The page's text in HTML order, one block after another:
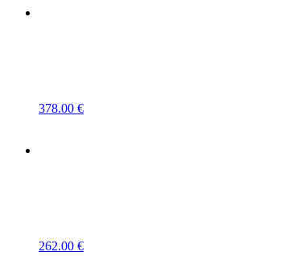
378.00 €
262.00 €